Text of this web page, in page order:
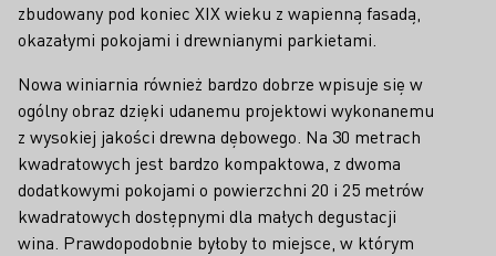
zbudowany pod koniec XIX wieku z wapienną fasadą,
okazałymi pokojami i drewnianymi parkietami.
Nowa winiarnia również bardzo dobrze wpisuje się w
ogólny obraz dzięki udanemu projektowi wykonanemu
z wysokiej jakości drewna dębowego. Na 30 metrach
kwadratowych jest bardzo kompaktowa, z dwoma
dodatkowymi pokojami o powierzchni 20 i 25 metrów
kwadratowych dostępnymi dla małych degustacji
wina. Prawdopodobnie byłoby to miejsce, w którym